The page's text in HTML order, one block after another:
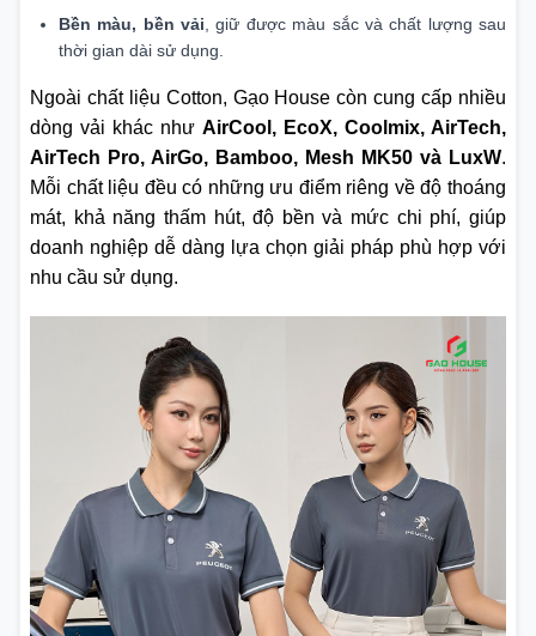
Bền màu, bền vải , giữ được màu sắc và chất lượng sau
thời gian dài sử dụng.
Ngoài chất liệu Cotton, Gạo House còn cung cấp nhiều
dòng vải khác như AirCool, EcoX, Coolmix, AirTech,
AirTech Pro, AirGo, Bamboo, Mesh MK50 và LuxW.
Mỗi chất liệu đều có những ưu điểm riêng về độ thoáng
mát, khả năng thấm hút, độ bền và mức chi phí, giúp
doanh nghiệp dễ dàng lựa chọn giải pháp phù hợp với
nhu cầu sử dụng.